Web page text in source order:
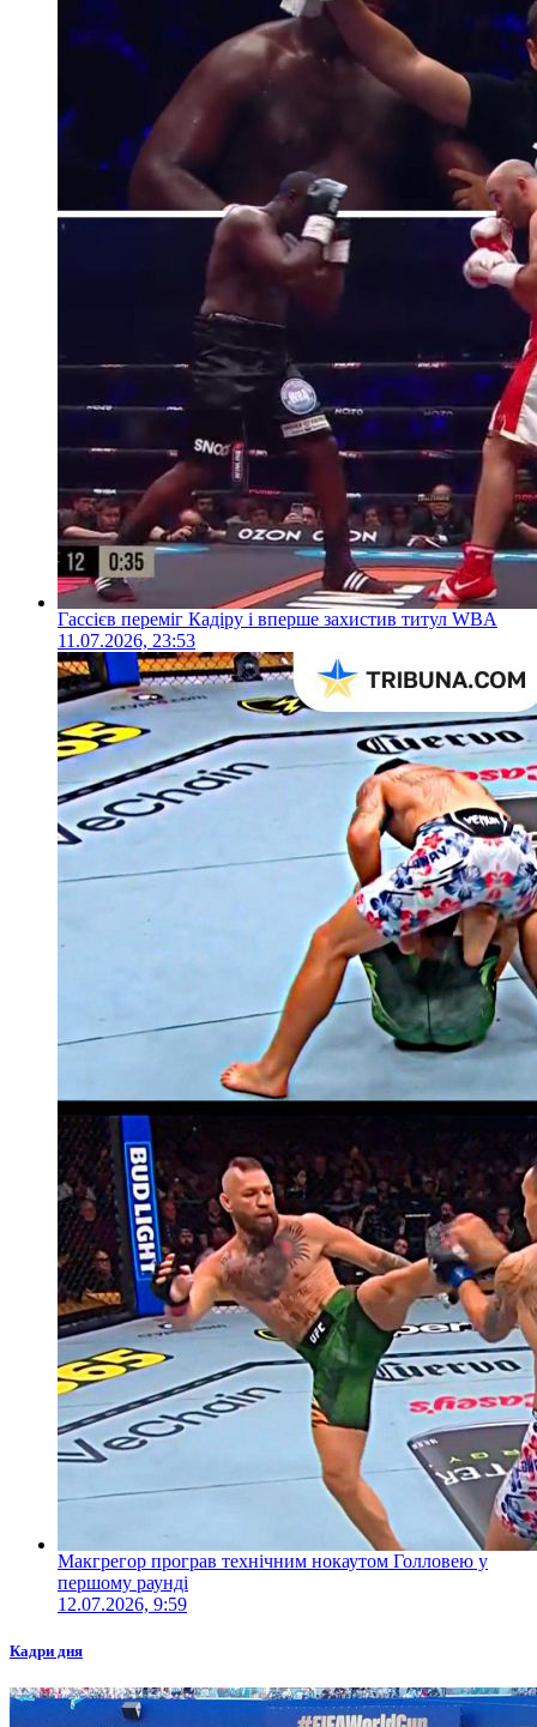
Гассієв переміг Кадіру і вперше захистив титул WBA
11.07.2026, 23:53
Макгрегор програв технічним нокаутом Голловею у
першому раунді
12.07.2026, 9:59
Кадри дня